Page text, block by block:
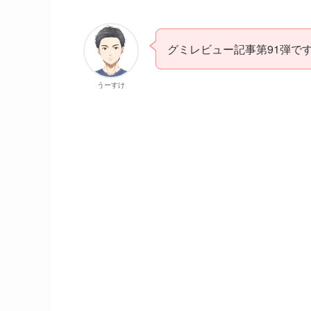
うーすけ
グミレビュー記事第91弾で